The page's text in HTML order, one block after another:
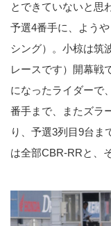
とできていないと思
予選4番手に、よう
シング）。小椋は筑
レースです）開幕戦
になったライダーで
番手まで、またズラ
り、予選3列目9台ま
は全部CBR-RRと、